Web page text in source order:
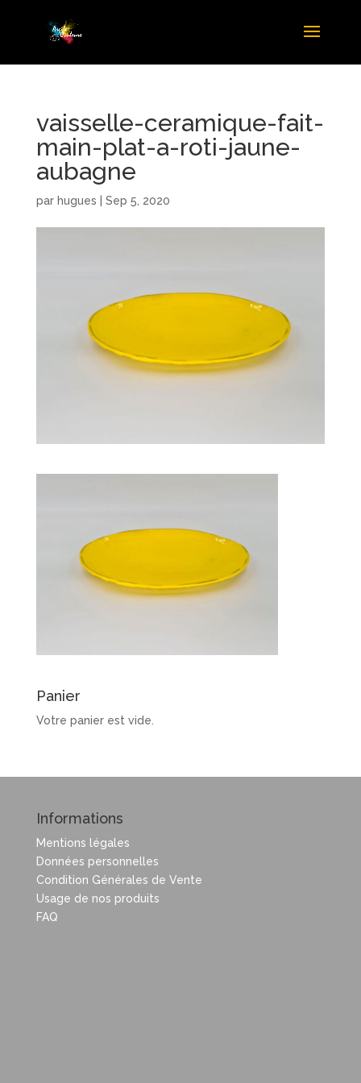
vaisselle-ceramique-fait-
main-plat-a-roti-jaune-
aubagne
par hugues Sep 5, 2020
Panier
Votre panier est vide.
Informations
Mentions légales
Données personnelles
Condition Générales de Vente
Usage de nos produits
FAQ